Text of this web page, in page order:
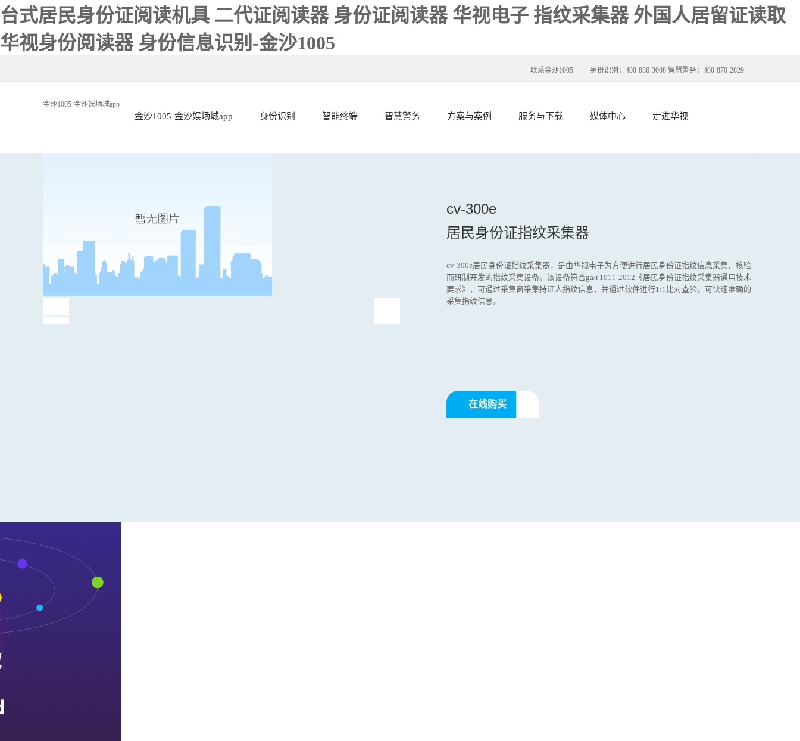
台式居民身份证阅读机具 二代证阅读器 身份证阅读器 华视电子 指纹采集器 外国人居留证读取
华视身份阅读器 身份信息识别-金沙1005
联系金沙1005 身份识别：400-886-3008 智慧警务：400-870-2829
金沙1005-金沙娱场城app
金沙1005-金沙娱场城app 身份识别 智能终端 智慧警务 方案与案例 服务与下载 媒体中心 走进华视
cv-300e
居民身份证指纹采集器
cv-300e居民身份证指纹采集器，是由华视电子为方便进行居民身份证指纹信息采集、核验
而研制开发的指纹采集设备。该设备符合ga/t 1011-2012《居民身份证指纹采集器通用技术
要求》，可通过采集窗采集持证人指纹信息，并通过软件进行1:1比对查验。可快速准确的
采集指纹信息。
在线购买